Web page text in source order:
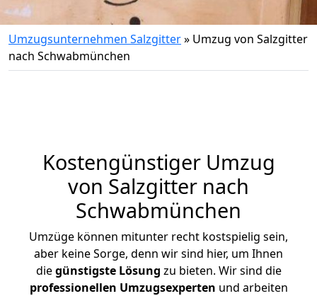
Umzugsunternehmen Salzgitter» Umzug von Salzgitter
nach Schwabmünchen
Kostengünstiger Umzug
von Salzgitter nach
Schwabmünchen
Umzüge können mitunter recht kostspielig sein,
aber keine Sorge, denn wir sind hier, um Ihnen
diegünstigste Lösung zu bieten. Wir sind die
professionellen Umzugsexperten und arbeiten